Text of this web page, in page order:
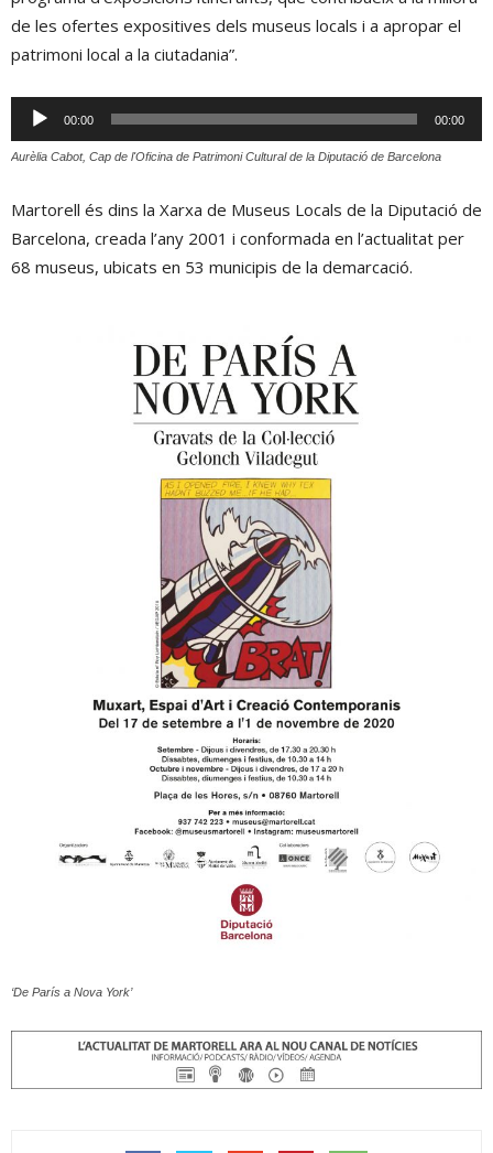
de les ofertes expositives dels museus locals i a apropar el
patrimoni local a la ciutadania”.
Reproductor
d'àudio
00:00 00:00
Aurèlia Cabot, Cap de l'Oficina de Patrimoni Cultural de la Diputació de Barcelona
Martorell és dins la Xarxa de Museus Locals de la Diputació de
Barcelona, creada l’any 2001 i conformada en l’actualitat per
68 museus, ubicats en 53 municipis de la demarcació.
‘De París a Nova York’